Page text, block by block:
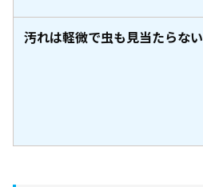
汚れは軽微で虫も見当たらない